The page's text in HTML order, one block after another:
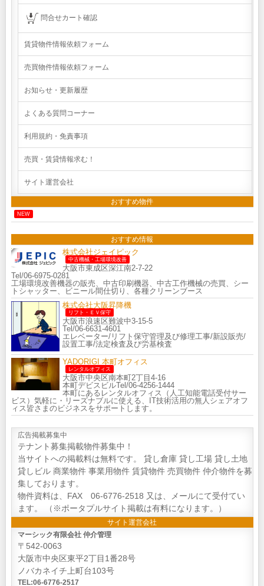
問合せカート確認
賃貸物件情報依頼フォーム
売買物件情報依頼フォーム
お知らせ・更新履歴
よくある質問コーナー
利用規約・免責事項
売買・賃貸情報求む！
サイト運営会社
おすすめ物件
NEW
おすすめ情報
株式会社ジェイピック
中古機械・工場環境改善
大阪市東成区深江南2-7-22
Tel/06-6975-0281
工場環境改善機器の販売、中古印刷機器、中古工作機械の売買、シー
トシャッター、ビニール間仕切り、各種クリーンブース
株式会社大阪昇降機
リフト・ＥＶ保守
大阪市浪速区難波中3-15-5
Tel/06-6631-4601
エレベーター/リフト保守管理及び修理工事/新設販売/
設置工事/法定検査及び労基検査
YADORIGI 本町オフィス
レンタルオフィス
大阪市中央区南本町2丁目4-16
本町デビスビルTel/06-4256-1444
本町にあるレンタルオフィス（人工知能電話受付サー
ビス）気軽に・リーズナブルに使える、IT技術活用の無人シェアオフ
ィス皆さまのビジネスをサポートします。
広告掲載募集中
テナント募集掲載物件募集中！
当サイトへの掲載料は無料です。 貸し倉庫 貸し工場 貸し土地
貸しビル 商業物件 事業用物件 賃貸物件 売買物件 仲介物件を募
集しております。
物件資料は、FAX 06-6776-2518 又は、メールにて受付てい
ます。 （※ポータプルサイト掲載は有料になります。）
サイト運営会社
マーシック有限会社 仲介管理
〒542-0063
大阪市中央区東平2丁目1番28号
ノバカネイチ上町台103号
TEL:06-6776-2517